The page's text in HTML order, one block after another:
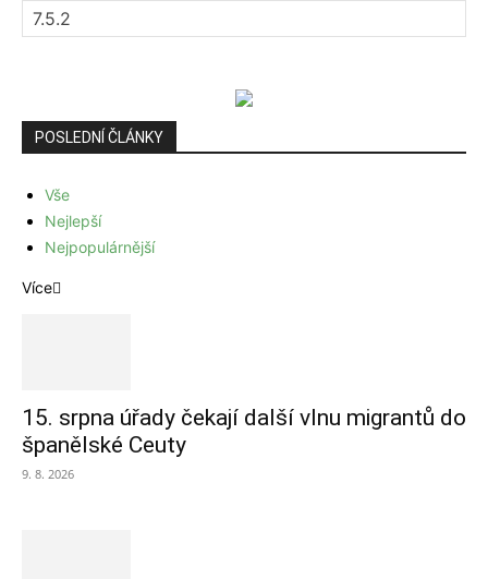
POSLEDNÍ ČLÁNKY
Vše
Nejlepší
Nejpopulárnější
Více
15. srpna úřady čekají další vlnu migrantů do
španělské Ceuty
9. 8. 2026